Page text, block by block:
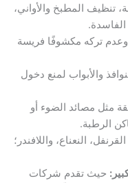
تنظيف المطبخ والأواني،
وعدم تركه مكشوفًا فريسة
والأبواب لمنع دخول
مثل مصائد الضوء أو
الرطبة.
النعناع، واللافندر؛
حيث تقدم شركات